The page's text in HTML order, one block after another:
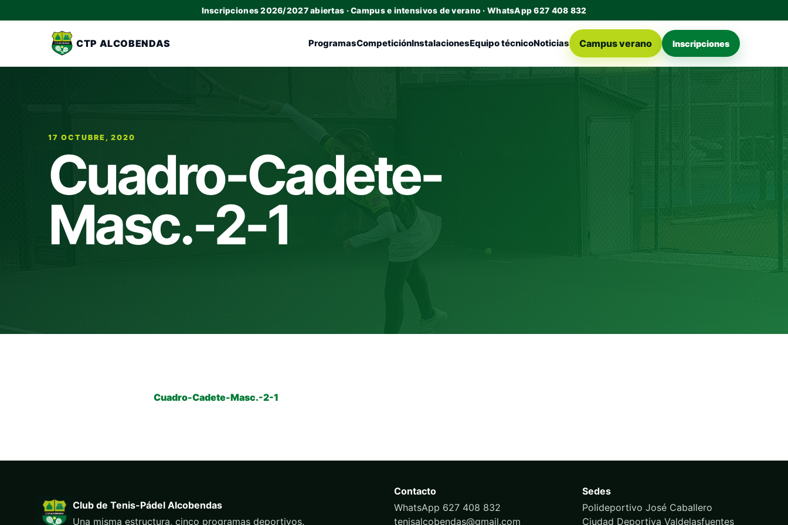
Inscripciones 2026/2027 abiertas · Campus e intensivos de verano · WhatsApp 627 408 832
CTP ALCOBENDAS ProgramasCompeticiónInstalacionesEquipo técnicoNoticias Campus verano Inscripciones
17 OCTUBRE, 2020
Cuadro-Cadete-
Masc.-2-1
Cuadro-Cadete-Masc.-2-1
Club de Tenis-Pádel Alcobendas
Una misma estructura, cinco programas deportivos.
Contacto
WhatsApp 627 408 832
tenisalcobendas@gmail.com
Sedes
Polideportivo José Caballero
Ciudad Deportiva Valdelasfuentes